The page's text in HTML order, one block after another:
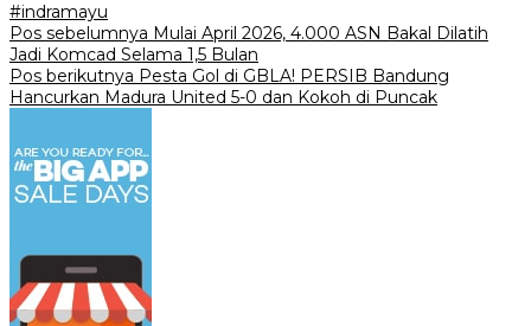
#indramayu
Navigasi
pos
Pos sebelumnya Mulai April 2026, 4.000 ASN Bakal Dilatih
Jadi Komcad Selama 1,5 Bulan
Pos berikutnya ‎Pesta Gol di GBLA! PERSIB Bandung
Hancurkan Madura United 5-0 dan Kokoh di Puncak